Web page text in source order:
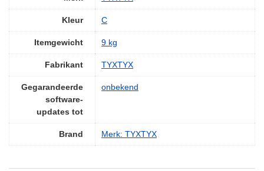
Kleur ‎C
Itemgewicht ‎9 kg
Fabrikant ‎TYXTYX
Gegarandeerde
software-
updates tot
‎onbekend
Brand Merk: TYXTYX